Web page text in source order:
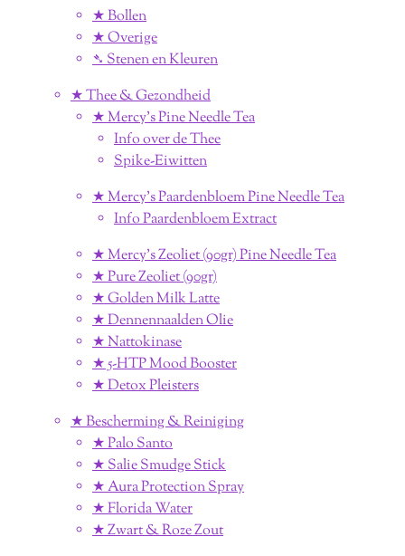
★ Bollen
★ Overige
➴ Stenen en Kleuren
★ Thee & Gezondheid
★ Mercy's Pine Needle Tea
Info over de Thee
Spike-Eiwitten
★ Mercy's Paardenbloem Pine Needle Tea
Info Paardenbloem Extract
★ Mercy's Zeoliet (90gr) Pine Needle Tea
★ Pure Zeoliet (90gr)
★ Golden Milk Latte
★ Dennennaalden Olie
★ Nattokinase
★ 5-HTP Mood Booster
★ Detox Pleisters
★ Bescherming & Reiniging
★ Palo Santo
★ Salie Smudge Stick
★ Aura Protection Spray
★ Florida Water
★ Zwart & Roze Zout